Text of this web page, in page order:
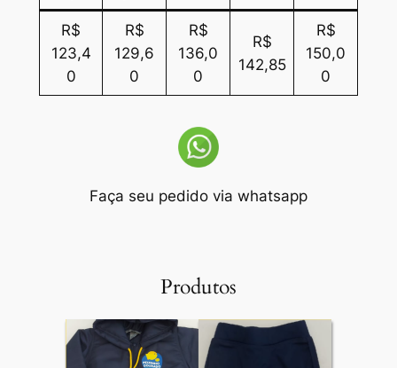
R$
123,4
0
R$
129,6
0
R$
136,0
0
R$
142,85
R$
150,0
0
Faça seu pedido via whatsapp
Produtos